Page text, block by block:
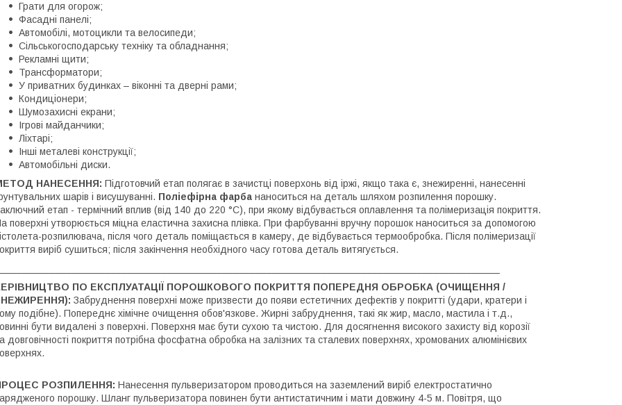
Грати для огорож;
Фасадні панелі;
Автомобілі, мотоцикли та велосипеди;
Сільськогосподарську техніку та обладнання;
Рекламні щити;
Трансформатори;
У приватних будинках – віконні та дверні рами;
Кондиціонери;
Шумозахисні екрани;
Ігрові майданчики;
Ліхтарі;
Інші металеві конструкції;
Автомобільні диски.
НАНЕСЕННЯ: Підготовчий етап полягає в зачистці поверхонь від іржі, якщо така є, знежиренні, нанесенні
шарів і висушуванні. Поліефірна фарба наноситься на деталь шляхом розпилення порошку.
етап - термічний вплив (від 140 до 220 °С), при якому відбувається оплавлення та полімеризація покриття.
поверхні утворюється міцна еластична захисна плівка. При фарбуванні вручну порошок наноситься за допомогою
розпилювача, після чого деталь поміщається в камеру, де відбувається термообробка. Після полімеризації
виріб сушиться; після закінчення необхідного часу готова деталь витягується.
ПО ЕКСПЛУАТАЦІЇ ПОРОШКОВОГО ПОКРИТТЯ ПОПЕРЕДНЯ ОБРОБКА (ОЧИЩЕННЯ /
Забруднення поверхні може призвести до появи естетичних дефектів у покритті (удари, кратери і
подібне). Попереднє хімічне очищення обов'язкове. Жирні забруднення, такі як жир, масло, мастила і т.д.,
бути видалені з поверхні. Поверхня має бути сухою та чистою. Для досягнення високого захисту від корозії
довговічності покриття потрібна фосфатна обробка на залізних та сталевих поверхнях, хромованих алюмінієвих
РОЗПИЛЕННЯ: Нанесення пульверизатором проводиться на заземлений виріб електростатично
порошку. Шланг пульверизатора повинен бути антистатичним і мати довжину 4-5 м. Повітря, що